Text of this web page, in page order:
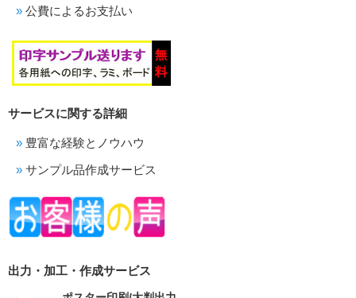
公費によるお支払い
サービスに関する詳細
豊富な経験とノウハウ
サンプル品作成サービス
出力・加工・作成サービス